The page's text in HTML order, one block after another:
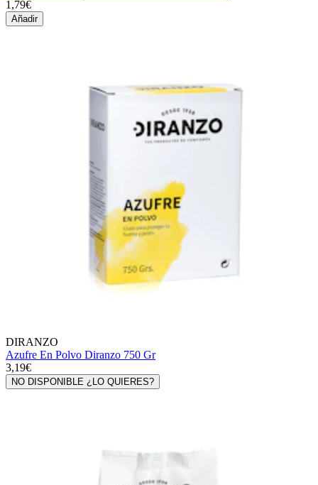
1,79€
Añadir
DIRANZO
Azufre En Polvo Diranzo 750 Gr
3,19€
NO DISPONIBLE ¿LO QUIERES?